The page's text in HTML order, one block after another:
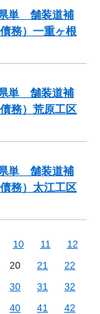
単 舗装道補
務）一重ヶ根
単 舗装道補
務）荒原工区
単 舗装道補
務）太江工区
10 11
12
20 21
22
30 31
32
40 41
42